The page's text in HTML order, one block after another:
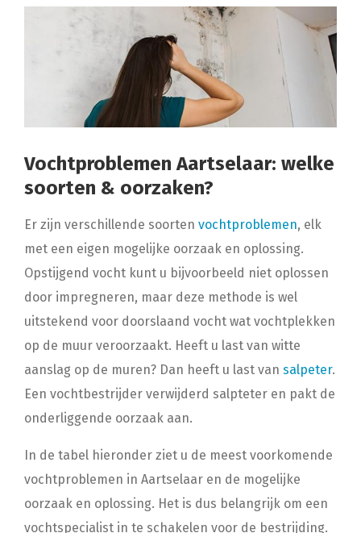
Vochtproblemen Aartselaar: welke
soorten & oorzaken?
Er zijn verschillende soorten vochtproblemen, elk
met een eigen mogelijke oorzaak en oplossing.
Opstijgend vocht kunt u bijvoorbeeld niet oplossen
door impregneren, maar deze methode is wel
uitstekend voor doorslaand vocht wat vochtplekken
op de muur veroorzaakt. Heeft u last van witte
aanslag op de muren? Dan heeft u last van salpeter.
Een vochtbestrijder verwijderd salpteter en pakt de
onderliggende oorzaak aan.
In de tabel hieronder ziet u de meest voorkomende
vochtproblemen in Aartselaar en de mogelijke
oorzaak en oplossing. Het is dus belangrijk om een
vochtspecialist in te schakelen voor de bestrijding.